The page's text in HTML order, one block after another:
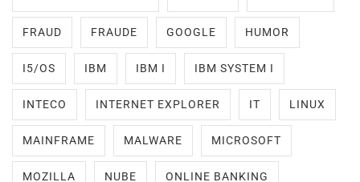
FRAUD FRAUDE GOOGLE HUMOR
I5/OS IBM IBM I IBM SYSTEM I
INTECO INTERNET EXPLORER IT LINUX
MAINFRAME MALWARE MICROSOFT
MOZILLA NUBE ONLINE BANKING